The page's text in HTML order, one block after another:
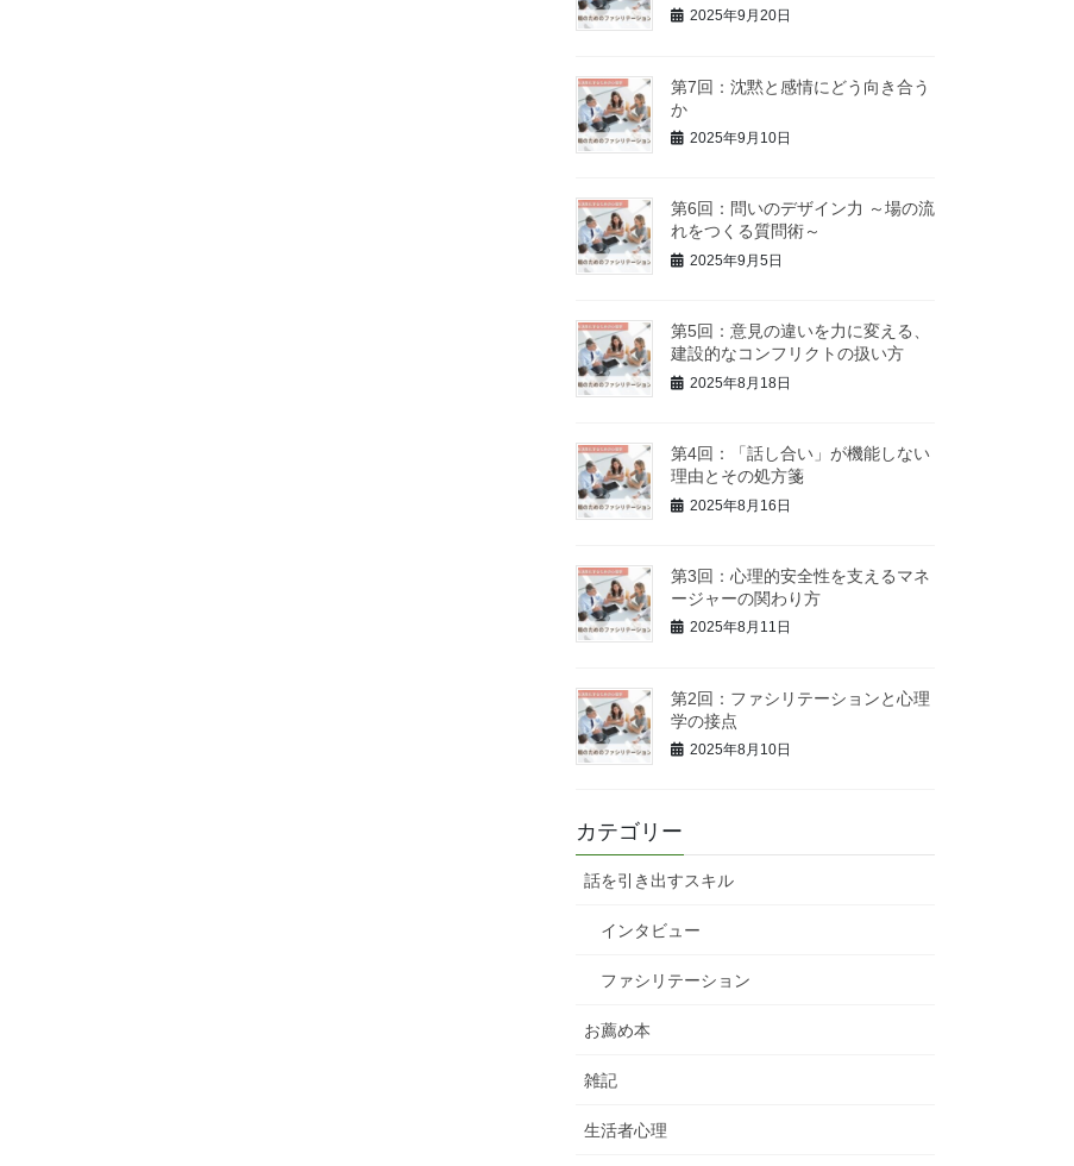
2025年9月20日
第7回：沈黙と感情にどう向き合う
か
2025年9月10日
第6回：問いのデザイン力 ～場の流
れをつくる質問術～
2025年9月5日
第5回：意見の違いを力に変える、
建設的なコンフリクトの扱い方
2025年8月18日
第4回：「話し合い」が機能しない
理由とその処方箋
2025年8月16日
第3回：心理的安全性を支えるマネ
ージャーの関わり方
2025年8月11日
第2回：ファシリテーションと心理
学の接点
2025年8月10日
カテゴリー
話を引き出すスキル
インタビュー
ファシリテーション
お薦め本
雑記
生活者心理